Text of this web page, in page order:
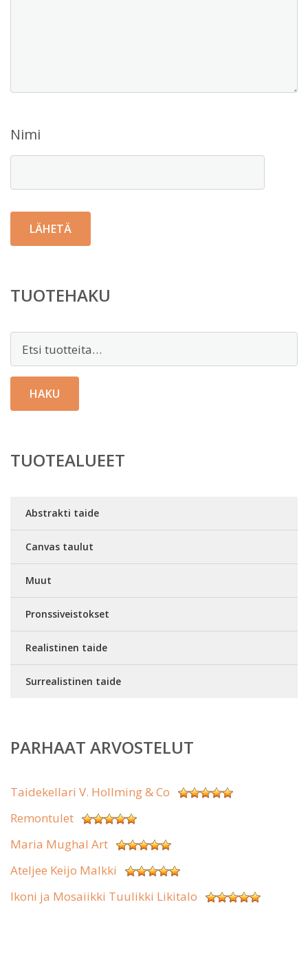
Nimi
TUOTEHAKU
HAKU
TUOTEALUEET
Abstrakti taide
Canvas taulut
Muut
Pronssiveistokset
Realistinen taide
Surrealistinen taide
PARHAAT ARVOSTELUT
Taidekellari V. Hollming & Co
Remontulet
Maria Mughal Art
Ateljee Keijo Malkki
Ikoni ja Mosaiikki Tuulikki Likitalo